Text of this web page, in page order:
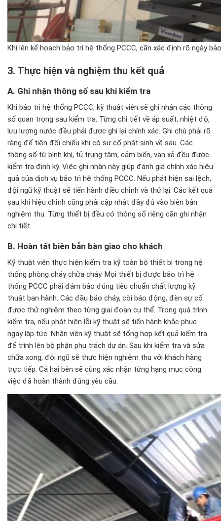
Khi lên kế hoạch bảo trì hệ thống PCCC, cần xác định rõ ngày
3. Thực hiện và nghiệm thu kết quả
A. Ghi nhận thông số sau khi kiểm tra
Khi bảo trì hệ thống PCCC, kỹ thuật viên sẽ ghi nhận các thông
số quan trọng sau kiểm tra. Từng chi tiết về áp suất, nhiệt độ,
lưu lượng nước đều phải được ghi lại chính xác. Ghi chú phải rõ
ràng để tiện đối chiếu khi có sự cố phát sinh về sau. Các
thông số từ bình khí, tủ trung tâm, cảm biến, van xả đều được
kiểm tra định kỳ. Việc ghi nhận này giúp đánh giá chính xác hiệu
quả của dịch vụ bảo trì hệ thống PCCC. Nếu phát hiện sai lệch,
đội ngũ kỹ thuật sẽ tiến hành điều chỉnh và thử lại. Các kết quả
sau khi hiệu chỉnh cũng phải cập nhật đầy đủ vào biên bản
nghiệm thu. Từng thiết bị đều có thông số riêng cần ghi nhận
chi tiết.
B. Hoàn tất biên bản bàn giao cho khách
Kỹ thuật viên thực hiện kiểm tra kỹ toàn bộ thiết bị trong hệ
thống phòng cháy chữa cháy. Mọi thiết bị được bảo trì hệ
thống PCCC phải đảm bảo đúng tiêu chuẩn chất lượng kỹ
thuật ban hành. Các đầu báo cháy, còi báo động, đèn sự cố
được thử nghiệm theo từng giai đoạn cụ thể. Trong quá trình
kiểm tra, nếu phát hiện lỗi kỹ thuật sẽ tiến hành khắc phục
ngay lập tức. Nhân viên kỹ thuật sẽ tổng hợp kết quả kiểm tra
để trình lên bộ phận phụ trách dự án. Sau khi kiểm tra và sửa
chữa xong, đội ngũ sẽ thực hiện nghiệm thu với khách hàng
trực tiếp. Cả hai bên sẽ cùng xác nhận từng hạng mục công
việc đã hoàn thành đúng yêu cầu.